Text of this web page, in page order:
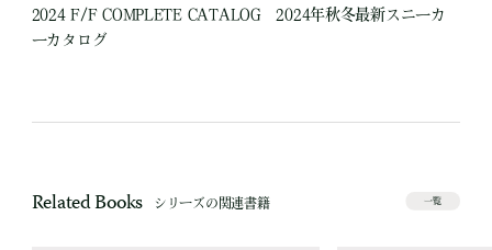
2024 F/F COMPLETE CATALOG 2024年秋冬最新スニーカ
ーカタログ
Related Books シリーズの関連書籍 一覧